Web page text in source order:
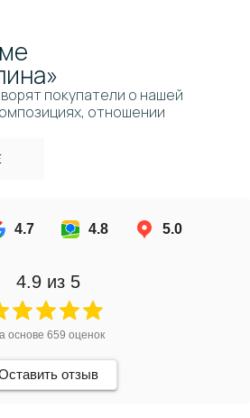
покупатели о нашей
отношении
4.7 4.8 5.0
4.9из 5
основе 659 оценок
отзыв